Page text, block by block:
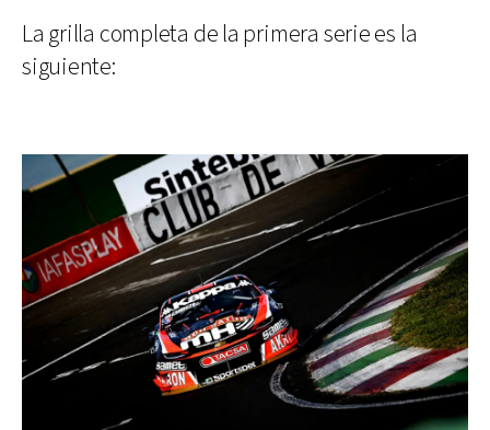
La grilla completa de la primera serie es la
siguiente: